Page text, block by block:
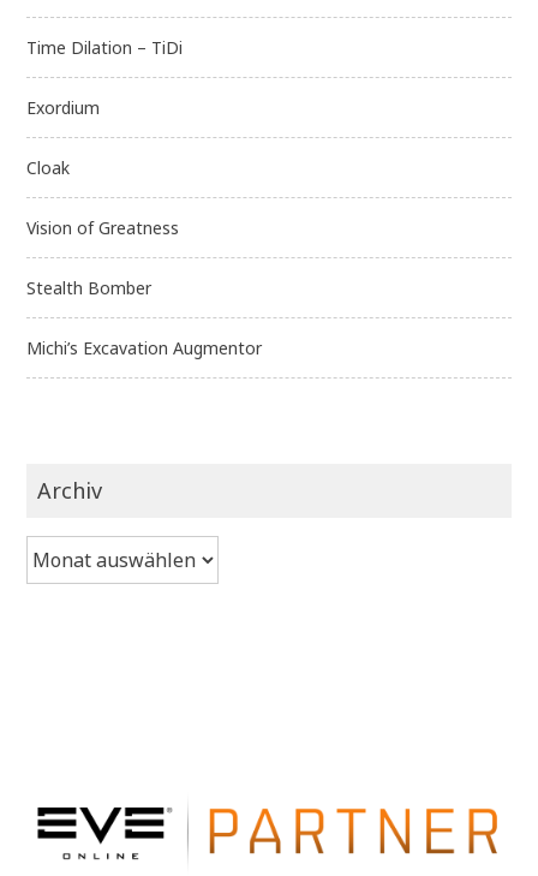
Time Dilation – TiDi
Exordium
Cloak
Vision of Greatness
Stealth Bomber
Michi’s Excavation Augmentor
Archiv